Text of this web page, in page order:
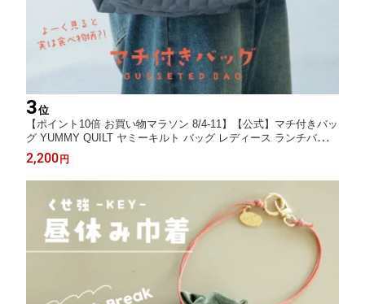
3位
【ポイント10倍 お買い物マラソン 8/4-11】【公式】マチ付きバッ
グ YUMMY QUILT ヤミーキルト バッグ レディース ランチバッグ
かわいい ぎょうざ もち巾着 おにぎり アイボリーイエロー チャコ
ール 20cm 10cm 19cm ポリエステル CDF etendue CDFエタンデ
ュ ビスク
2,200円